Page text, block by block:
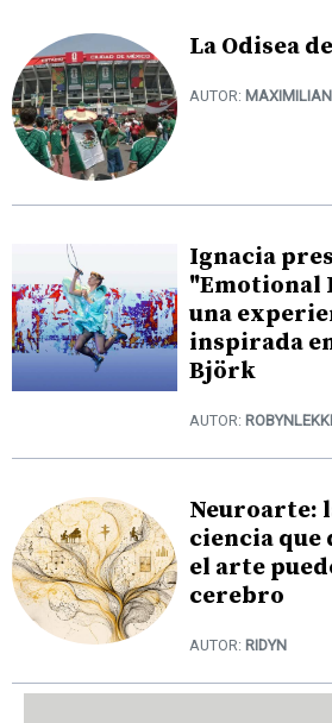
La Odisea
AUTOR:
Ignacia
"Emotional
una
inspirada
Björk
AUTOR:
Neuroarte:
ciencia que
el arte
cerebro
AUTOR: RIDYN